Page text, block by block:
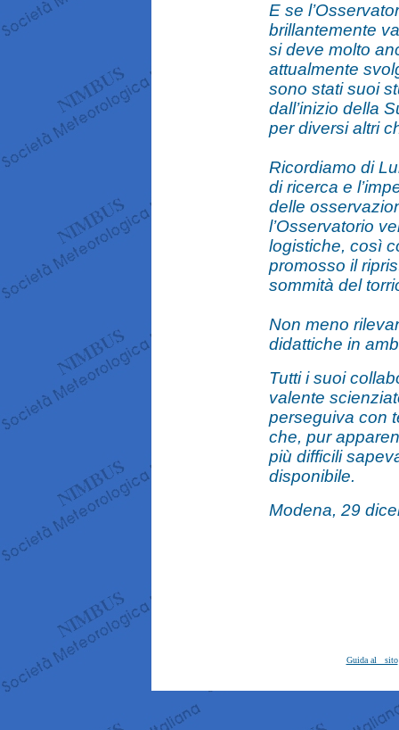
E se
brillantemente
si deve molto
attualmente
sono stati suoi
dall’inizio della
per diversi altri
Ricordiamo di
di ricerca e
delle
l’Osservatorio
logistiche, così
promosso il
sommità del
Non meno
didattiche in
Tutti i suoi
valente
perseguiva con
che, pur
più difficili
disponibile.
Modena, 29
Guida al sito